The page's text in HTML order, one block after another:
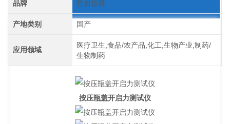
品牌 竹岩仪器
产地类别 国产
应用领域
医疗卫生,食品/农产品,化工,生物产业,制药/
生物制药
按压瓶盖开启力测试仪